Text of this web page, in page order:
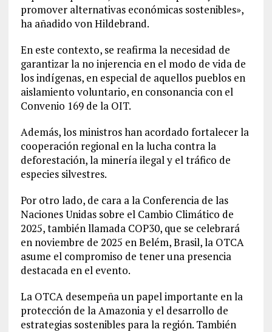
promover alternativas económicas sostenibles»,
ha añadido von Hildebrand.
En este contexto, se reafirma la necesidad de
garantizar la no injerencia en el modo de vida de
los indígenas, en especial de aquellos pueblos en
aislamiento voluntario, en consonancia con el
Convenio 169 de la OIT.
Además, los ministros han acordado fortalecer la
cooperación regional en la lucha contra la
deforestación, la minería ilegal y el tráfico de
especies silvestres.
Por otro lado, de cara a la Conferencia de las
Naciones Unidas sobre el Cambio Climático de
2025, también llamada COP30, que se celebrará
en noviembre de 2025 en Belém, Brasil, la OTCA
asume el compromiso de tener una presencia
destacada en el evento.
La OTCA desempeña un papel importante en la
protección de la Amazonia y el desarrollo de
estrategias sostenibles para la región. También